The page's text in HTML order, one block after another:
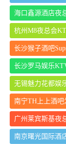
海口鑫源酒店夜
杭州M8夜总会
长沙猴子酒吧
长沙罗马娱乐
无锡魅力花都娱
南宁TH上上酒吧
广州莱宾斯基夜
南京曙光国际酒